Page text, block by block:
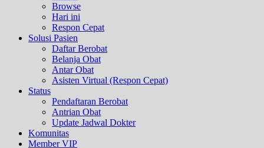
Browse
Hari ini
Respon Cepat
Solusi Pasien
Daftar Berobat
Belanja Obat
Antar Obat
Asisten Virtual (Respon Cepat)
Status
Pendaftaran Berobat
Antrian Obat
Update Jadwal Dokter
Komunitas
Member VIP